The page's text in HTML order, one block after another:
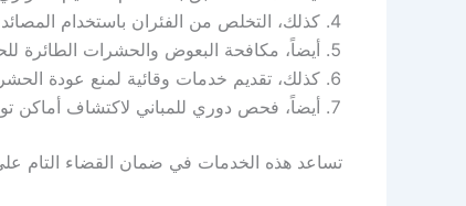
كذلك، التخلص من الفئران باستخدام المصائد
أيضاً، مكافحة البعوض والحشرات الطائرة
كذلك، تقديم خدمات وقائية لمنع عودة
أيضاً، فحص دوري للمباني لاكتشاف أماكن
تساعد هذه الخدمات في ضمان القضاء التام